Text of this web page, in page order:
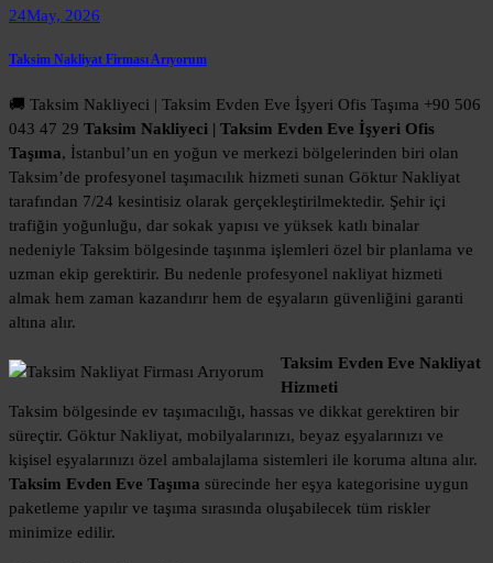
24May, 2026
Taksim Nakliyat Firması Arıyorum
🚚 Taksim Nakliyeci | Taksim Evden Eve İşyeri Ofis Taşıma +90 506
043 47 29 Taksim Nakliyeci | Taksim Evden Eve İşyeri Ofis
Taşıma, İstanbul’un en yoğun ve merkezi bölgelerinden biri olan
Taksim’de profesyonel taşımacılık hizmeti sunan Göktur Nakliyat
tarafından 7/24 kesintisiz olarak gerçekleştirilmektedir. Şehir içi
trafiğin yoğunluğu, dar sokak yapısı ve yüksek katlı binalar
nedeniyle Taksim bölgesinde taşınma işlemleri özel bir planlama ve
uzman ekip gerektirir. Bu nedenle profesyonel nakliyat hizmeti
almak hem zaman kazandırır hem de eşyaların güvenliğini garanti
altına alır.
Taksim Evden Eve Nakliyat
Hizmeti
Taksim bölgesinde ev taşımacılığı, hassas ve dikkat gerektiren bir
süreçtir. Göktur Nakliyat, mobilyalarınızı, beyaz eşyalarınızı ve
kişisel eşyalarınızı özel ambalajlama sistemleri ile koruma altına alır.
Taksim Evden Eve Taşıma sürecinde her eşya kategorisine uygun
paketleme yapılır ve taşıma sırasında oluşabilecek tüm riskler
minimize edilir.